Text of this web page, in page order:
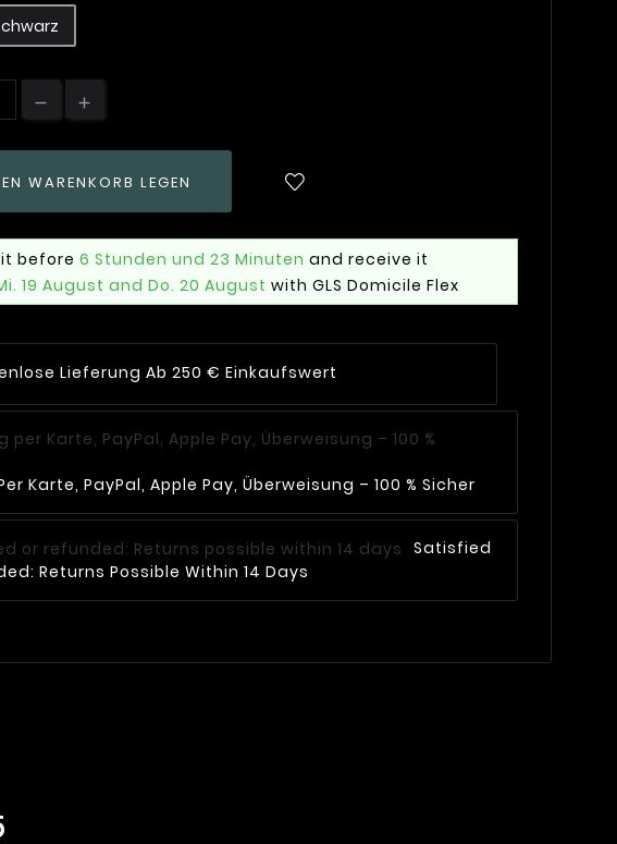
WARENKORB LEGEN
before 6 Stunden und 23 Minuten and receive it
19 August and Do. 20 August with GLS Domicile Flex
Lieferung Ab 250 € Einkaufswert
Karte, PayPal, Apple Pay, Überweisung – 100 % Sicher
Satisfied
Returns Possible Within 14 Days